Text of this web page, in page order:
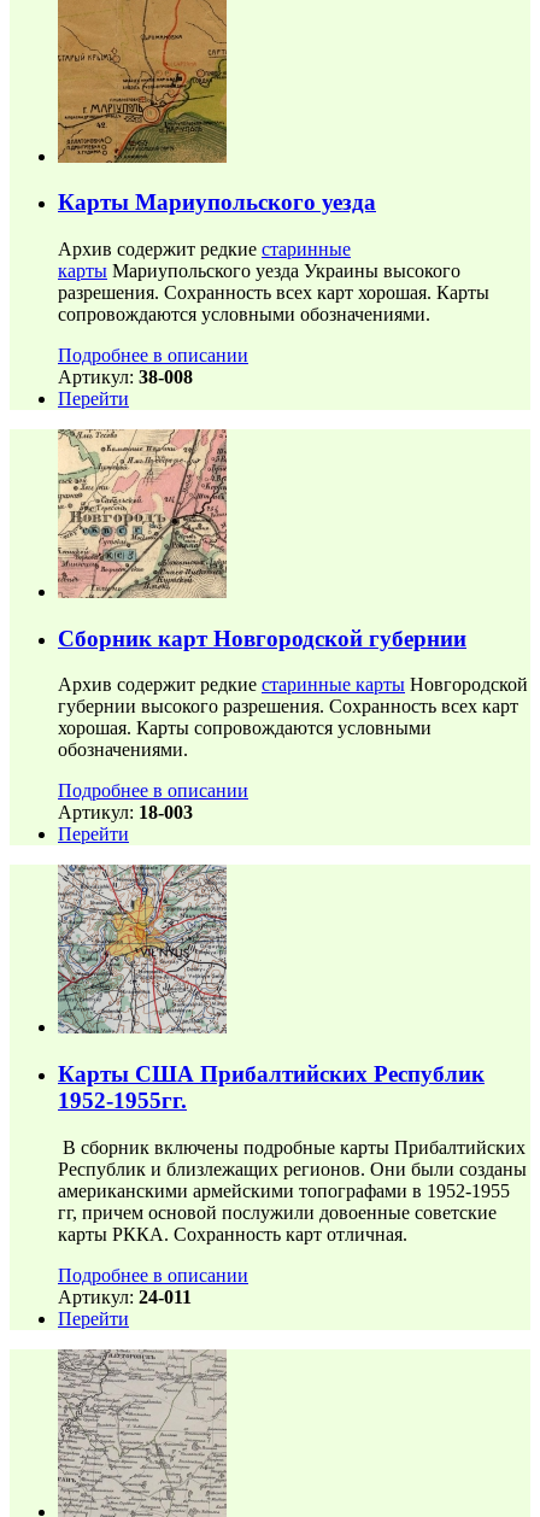
Карты Мариупольского уезда
Архив содержит редкие старинные
карты Мариупольского уезда Украины высокого
разрешения. Сохранность всех карт хорошая. Карты
сопровождаются условными обозначениями.
Подробнее в описании
Артикул: 38-008
Перейти
Сборник карт Новгородской губернии
Архив содержит редкие старинные карты Новгородской
губернии высокого разрешения. Сохранность всех карт
хорошая. Карты сопровождаются условными
обозначениями.
Подробнее в описании
Артикул: 18-003
Перейти
Карты США Прибалтийских Республик
1952-1955гг.
В сборник включены подробные карты Прибалтийских
Республик и близлежащих регионов. Они были созданы
американскими армейскими топографами в 1952-1955
гг, причем основой послужили довоенные советские
карты РККА. Сохранность карт отличная.
Подробнее в описании
Артикул: 24-011
Перейти